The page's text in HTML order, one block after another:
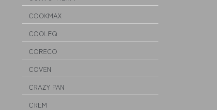
COOKMAX
COOLEQ
CORECO
COVEN
CRAZY PAN
CREM